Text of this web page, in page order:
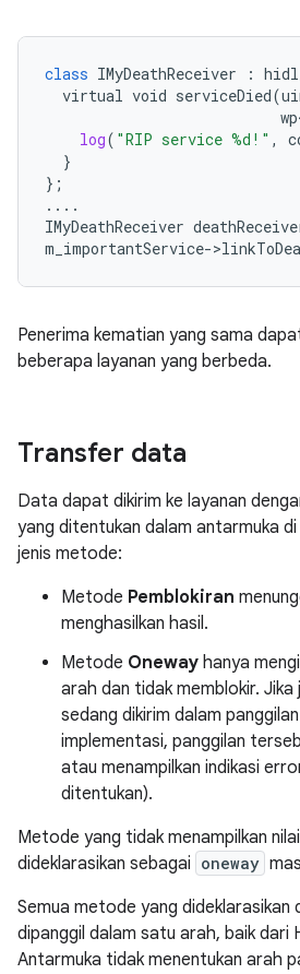
class IMyDeathReceiver :
virtual void serviceDied(
log( "RIP service %d!" ,
  }
};
IMyDeathReceiver
m_importantService-
Penerima kematian yang sama
beberapa layanan yang berbeda.
Transfer data
Data dapat dikirim ke layanan
yang ditentukan dalam antarmuka di
jenis metode:
Metode Pemblokiran
menghasilkan hasil.
Metode Oneway hanya
arah dan tidak memblokir.
sedang dikirim dalam
implementasi, panggilan
atau menampilkan indikasi
ditentukan).
Metode yang tidak menampilkan
dideklarasikan sebagai oneway
Semua metode yang dideklarasikan
dipanggil dalam satu arah, baik dari
Antarmuka tidak menentukan arah